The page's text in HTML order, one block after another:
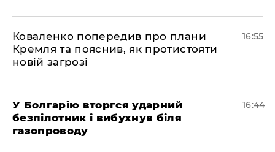
Коваленко попередив про плани
Кремля та пояснив, як протистояти
новій загрозі
16:55
У Болгарію вторгся ударний
безпілотник і вибухнув біля
газопроводу
16:44